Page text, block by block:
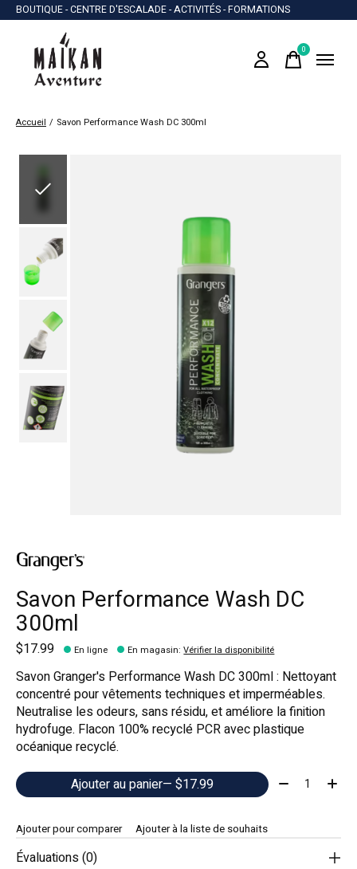
BOUTIQUE - CENTRE D'ESCALADE - ACTIVITÉS - FORMATIONS
0items
Accueil / Savon Performance Wash DC 300ml
Savon Performance Wash DC
300ml
$17.99 En ligne En magasin:Vérifier la disponibilité
Savon Granger's Performance Wash DC 300ml : Nettoyant
concentré pour vêtements techniques et imperméables.
Neutralise les odeurs, sans résidu, et améliore la finition
hydrofuge. Flacon 100% recyclé PCR avec plastique
océanique recyclé.
Ajouter au panier
— $17.99 Quantité:
Ajouter pour comparer Ajouter à la liste de souhaits
Évaluations (0)